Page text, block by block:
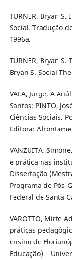
TURNER, Bryan S.
Social. Tradução
1996a.
TURNER, Bryan S.
Bryan S. Social
VALA, Jorge. A
Santos; PINTO,
Ciências Sociais.
Editora:
VANZUITA,
e prática nas
Dissertação
Programa de Pós-
Federal de Santa
VAROTTO, Mirte
práticas
ensino de
Educação) −